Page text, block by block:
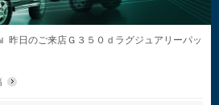
昨日のご来店Ｇ３５０ｄラグジュアリーパッ